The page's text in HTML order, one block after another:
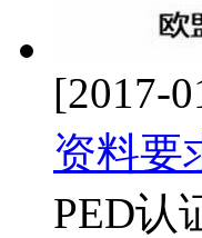
[2017-
资料要
PED认